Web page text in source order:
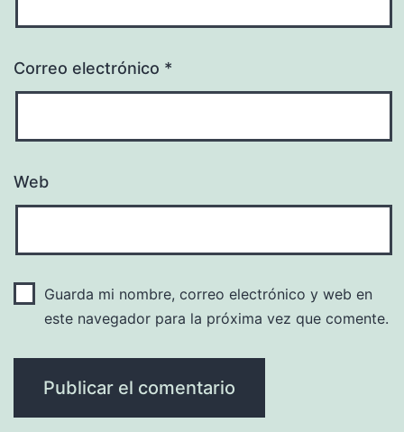
Correo electrónico *
Web
Guarda mi nombre, correo electrónico y web en
este navegador para la próxima vez que comente.